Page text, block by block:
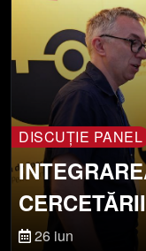
DISCUȚIE PANEL
PRACTICA
26 iun